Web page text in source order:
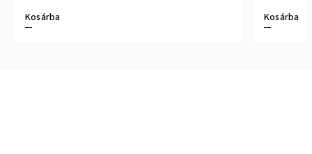
Kosárba Kosárba